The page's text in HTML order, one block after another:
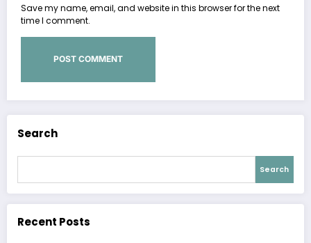
Save my name, email, and website in this browser for the next
time I comment.
Search
Search
Recent Posts